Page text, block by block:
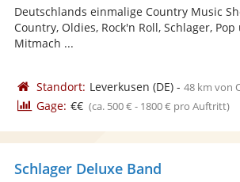
Deutschlands einmalige Country Music
Country, Oldies, Rock'n Roll, Schlager,
Mitmach ...
Standort: Leverkusen (DE)- 48 km von
Gage: €€ (ca. 500 € - 1800 € pro Auftritt)
Schlager Deluxe Band